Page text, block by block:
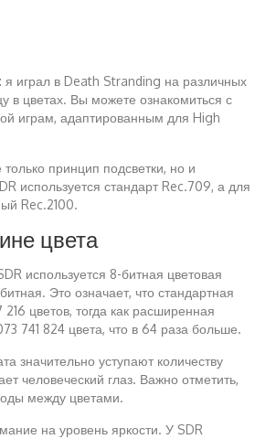
играл в Death Stranding на различных
в цветах. Вы можете ознакомиться с
играм, адаптированным для High
принцип подсветки, но и
используется стандарт Rec.709, а для
Rec.2100.
цвета
используется 8-битная цветовая
Это означает, что стандартная
цветов, тогда как расширенная
741 824 цвета, что в 64 раза больше.
значительно уступают количеству
человеческий глаз. Важно отметить,
между цветами.
на уровень яркости. У SDR